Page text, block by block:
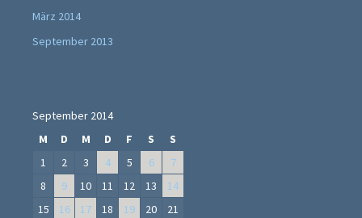
März 2014
September 2013
September 2014
M
D M D F S
S
1
2 3 4 5 6
7
8
9 10 11 12 13
14
15
16 17 18 19 20 21